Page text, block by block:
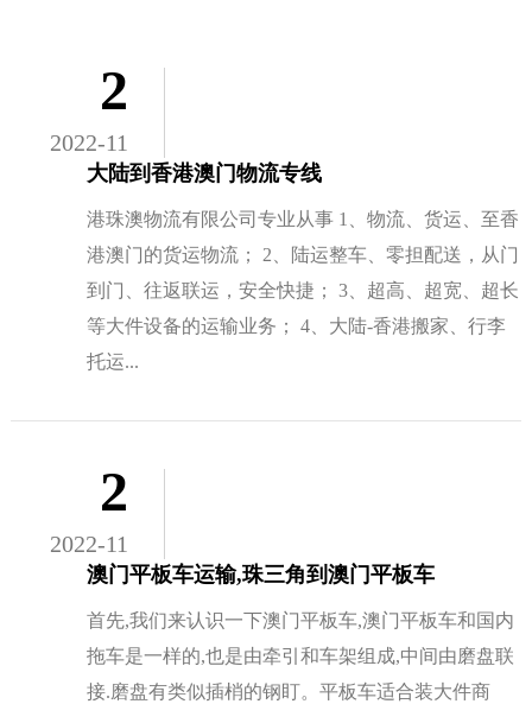
2
2022-11
大陆到香港澳门物流专线
港珠澳物流有限公司专业从事 1、物流、货运、至香
港澳门的货运物流； 2、陆运整车、零担配送，从门
到门、往返联运，安全快捷； 3、超高、超宽、超长
等大件设备的运输业务； 4、大陆-香港搬家、行李
托运...
2
2022-11
澳门平板车运输,珠三角到澳门平板车
首先,我们来认识一下澳门平板车,澳门平板车和国内
拖车是一样的,也是由牵引和车架组成,中间由磨盘联
接.磨盘有类似插梢的钢盯。平板车适合装大件商